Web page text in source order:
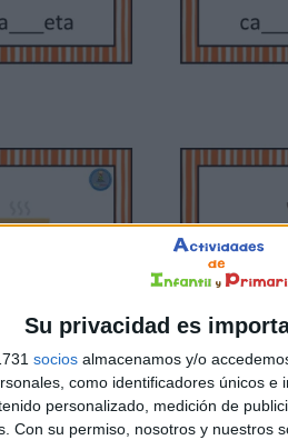
Su privacidad es
socios almacenamos y/o
como identificadores únicos
personalizado, medición de
Con su permiso, nosotros y nuestros